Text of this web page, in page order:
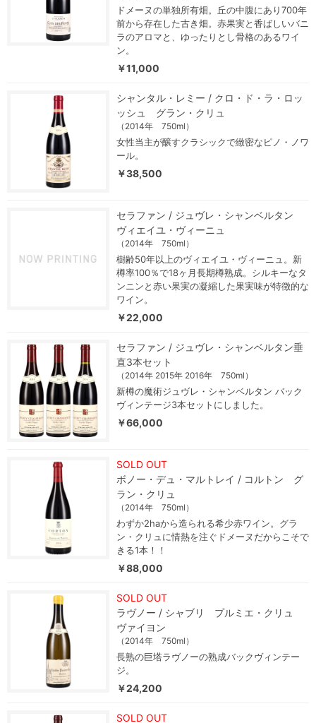
ドメーヌの単独所有畑。丘の中腹にあり700年
前から存在した古き畑。赤果実と香ばしいバニ
ラのアロマと、ゆったりとし骨格のあるワイ
ン。
￥11,000
シャンタル・レミー / クロ・ド・ラ・ロッ
ッシュ グラン・クリュ
（2014年 750ml）
女性当主が醸すクラシックで緻密なピノ・ノワ
ール。
￥38,500
セラファン / ジュヴレ・シャンベルタン
ヴィエイユ・ヴィーニュ
（2014年 750ml）
樹齢50年以上のヴィエイユ・ヴィーニュ。新
樽率100％で18ヶ月長期樽熟成。シルキーなタ
ンニンと赤い果実の凝縮した果実味が特徴的な
ワイン。
￥22,000
セラファン / ジュヴレ・シャンベルタン垂
直3本セット
（2014年 2015年 2016年 750ml）
新樽の魔術ジュヴレ・シャンベルタン バック
ヴィンテージ3本セットにしました。
￥66,000
SOLD OUT
ボノー・デュ・マルトレイ / コルトン グ
ラン・クリュ
（2014年 750ml）
わずか2haから造られる希少赤ワイン。グラ
ン・クリュに情熱を注ぐドメーヌだからこそで
きる1本！！
￥88,000
SOLD OUT
ラヴノー / シャブリ プルミエ・クリュ
ヴァイヨン
（2014年 750ml）
長熟の巨塔ラヴノーの熟成バックヴィンテー
ジ。
￥24,200
SOLD OUT